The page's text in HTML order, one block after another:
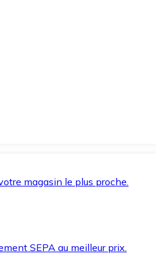
magasin le plus proche.
SEPA au meilleur prix.